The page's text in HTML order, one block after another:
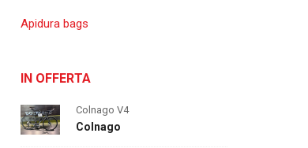
Apidura bags
IN OFFERTA
Colnago V4
Colnago